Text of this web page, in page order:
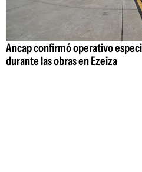
Ancap confirmó operativo
durante las obras en Ezeiza